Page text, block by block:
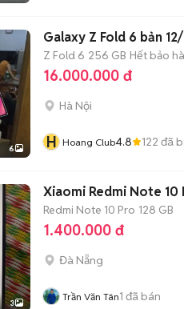
6
Galaxy Z Fold 6 bản
Z Fold 6 256 GB Hết bảo
16.000.000 đ
Hà Nội
H Hoang Club4.8 122 đã
3
Xiaomi Redmi Note 10
Redmi Note 10 Pro 128 GB
1.400.000 đ
Đà Nẵng
Trần Văn Tân1 đã bán